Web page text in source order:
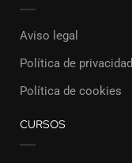
Aviso legal
Política de privacidad
Política de cookies
CURSOS